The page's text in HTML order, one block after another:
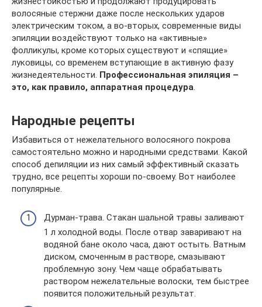
волосяные стержни даже после нескольких ударов
электрическим током, а во-вторых, современные виды
эпиляции воздействуют только на «активные»
фолликулы, кроме которых существуют и «спящие»
луковицы, со временем вступающие в активную фазу
жизнедеятельности. Профессиональная эпиляция –
это, как правило, аппаратная процедура.
Народные рецепты
Избавиться от нежелательного волосяного покрова
самостоятельно можно и народными средствами. Какой
способ депиляции из них самый эффективный сказать
трудно, все рецепты хороши по-своему. Вот наиболее
популярные.
Дурман-трава. Стакан шальной травы заливают
1 л холодной воды. После отвар заваривают на
водяной бане около часа, дают остыть. Ватным
диском, смоченным в растворе, смазывают
проблемную зону. Чем чаще обрабатывать
раствором нежелательные волоски, тем быстрее
появится положительный результат.